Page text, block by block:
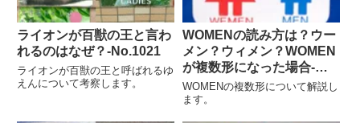
ライオンが百獣の王と言わ
れるのはなぜ？-No.1021
ライオンが百獣の王と呼ばれるゆ
えんについて考察します。
WOMENの読み方は？ウー
メン？ウィメン？WOMEN
が複数形になった場合-
No.127
WOMENの複数形について解説し
ます。